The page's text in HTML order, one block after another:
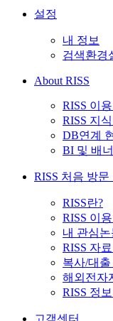
설정
내 정보
검색환경
About RISS
RISS 이
RISS 지식
DB연계
BI 및 배
RISS 처음 방문
RISS란?
RISS 이
내 관심
RISS 자
복사/대
해외전자
RISS 정
고객센터